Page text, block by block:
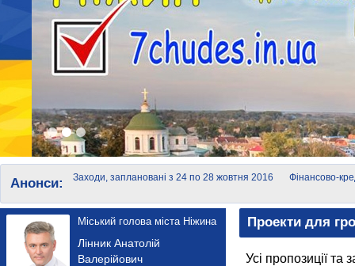
Анонси:
Заходи, заплановані з 24 по 28 жовтня 2016
Фінансово-
Міський голова міста Ніжина
Лінник Анатолій
Валерійович
Проекти для
Усі пропозиції та